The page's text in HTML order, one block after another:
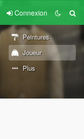
Connexion
Peintures
Joueur
Plus